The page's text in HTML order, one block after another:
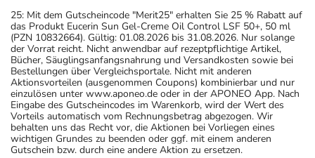
25: Mit dem Gutscheincode "Merit25" erhalten Sie 25 % Rabatt auf
das Produkt Eucerin Sun Gel-Creme Oil Control LSF 50+, 50 ml
(PZN 10832664). Gültig: 01.08.2026 bis 31.08.2026. Nur solange
der Vorrat reicht. Nicht anwendbar auf rezeptpflichtige Artikel,
Bücher, Säuglingsanfangsnahrung und Versandkosten sowie bei
Bestellungen über Vergleichsportale. Nicht mit anderen
Aktionsvorteilen (ausgenommen Coupons) kombinierbar und nur
einzulösen unter www.aponeo.de oder in der APONEO App. Nach
Eingabe des Gutscheincodes im Warenkorb, wird der Wert des
Vorteils automatisch vom Rechnungsbetrag abgezogen. Wir
behalten uns das Recht vor, die Aktionen bei Vorliegen eines
wichtigen Grundes zu beenden oder ggf. mit einem anderen
Gutschein bzw. durch eine andere Aktion zu ersetzen.